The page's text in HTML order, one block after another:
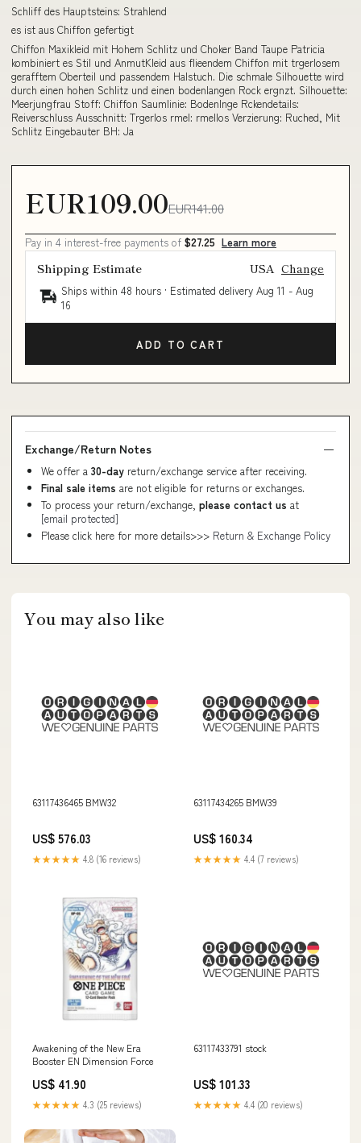
Schliff des Hauptsteins: Strahlend
es ist aus Chiffon gefertigt
Chiffon Maxikleid mit Hohem Schlitz und Choker Band Taupe Patricia
kombiniert es Stil und AnmutKleid aus flieendem Chiffon mit trgerlosem
gerafftem Oberteil und passendem Halstuch. Die schmale Silhouette wird
durch einen hohen Schlitz und einen bodenlangen Rock ergnzt. Silhouette:
Meerjungfrau Stoff: Chiffon Saumlinie: Bodenlnge Rckendetails:
Reiverschluss Ausschnitt: Trgerlos rmel: rmellos Verzierung: Ruched, Mit
Schlitz Eingebauter BH: Ja
EUR109.00EUR141.00
Pay in 4 interest-free payments of $27.25 Learn more
Shipping Estimate USA Change
Ships within 48 hours · Estimated delivery Aug 11 - Aug
16
ADD TO CART
Exchange/Return Notes
We offer a 30-day return/exchange service after receiving.
Final sale items are not eligible for returns or exchanges.
To process your return/exchange, please contact us at
[email protected]
Please click here for more details>>> Return & Exchange Policy
You may also like
63117436465 BMW32
US$ 576.03
★★★★★ 4.8 (16 reviews)
63117434265 BMW39
US$ 160.34
★★★★★ 4.4 (7 reviews)
Awakening of the New Era
Booster EN Dimension Force
US$ 41.90
★★★★★ 4.3 (25 reviews)
63117433791 stock
US$ 101.33
★★★★★ 4.4 (20 reviews)